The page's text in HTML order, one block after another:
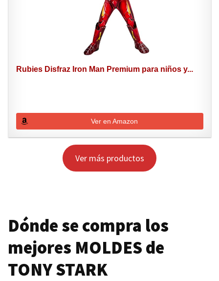
Rubies Disfraz Iron Man Premium para niños y...
Ver en Amazon
Ver más productos
Dónde se compra los
mejores MOLDES de
TONY STARK